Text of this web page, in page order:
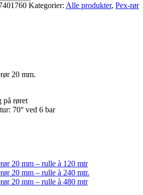
Kategorier: Alle produkter, Pex-rør
20 mm.
på røret
70° ved 6 bar
20 mm – rulle à 120 mtr
20 mm – rulle à 240 mtr.
20 mm – rulle à 480 mtr